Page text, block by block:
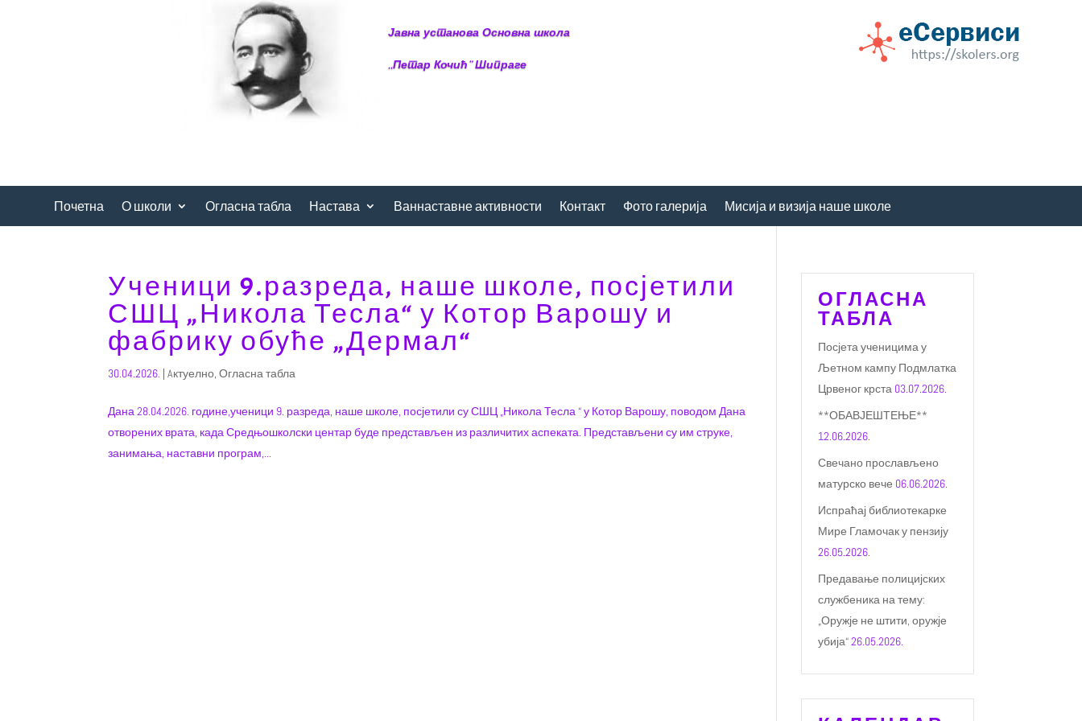
Јавна установа Основна школа
,,Петар Кочић“ Шипраге
Почетна О школи Огласна табла Настава Ваннаставне активности Контакт Фото галерија Мисија и визија наше школе
Ученици 9.разреда, наше школе, посјетили
СШЦ „Никола Тесла“ у Котор Варошу и
фабрику обуће „Дермал“
30.04.2026. |Aктуелно,Огласна табла
Дана 28.04.2026. године,ученици 9. разреда, наше школе, посјетили су СШЦ „Никола Тесла “ у Котор Варошу, поводом Дана
отворених врата, када Средњошколски центар буде представљен из различитих аспеката. Представљени су им струке,
занимања, наставни програм,...
ОГЛАСНА
ТАБЛА
Посјета ученицима у
Љетном кампу Подмлатка
Црвеног крста 03.07.2026.
**ОБАВЈЕШТЕЊЕ**
12.06.2026.
Свечано прослављено
матурско вече 06.06.2026.
Испраћај библиотекарке
Мире Гламочак у пензију
26.05.2026.
Предавање полицијских
службеника на тему:
„Оружје не штити, оружје
убија“26.05.2026.